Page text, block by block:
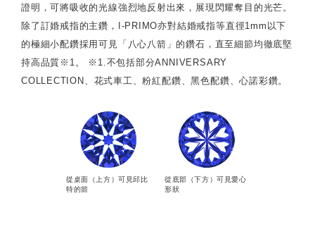
證明，可將吸收的光線強烈地反射出來，展現閃耀奪目的光芒。
除了訂婚戒指的主鑽，I-PRIMO亦對結婚戒指等直徑1mm以下
的極細小配鑽採用可見「八心八箭」的鑽石，直至細節均徹底堅
持高品質※1。 ※1.不包括部分ANNIVERSARY
COLLECTION、花式車工、粉紅配鑽、黑色配鑽、心諾彩鑽。
從桌面（上方）可見邱比
特的箭
從底部（下方）可見愛心
形狀